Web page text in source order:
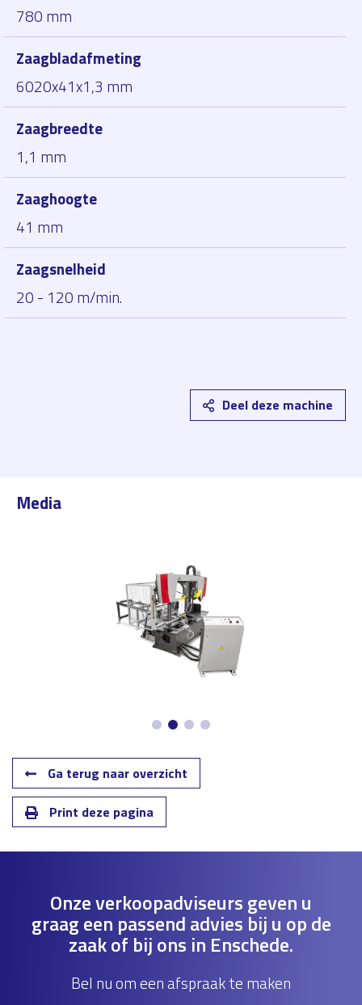
780 mm
Zaagbladafmeting
6020x41x1,3 mm
Zaagbreedte
1,1 mm
Zaaghoogte
41 mm
Zaagsnelheid
20 - 120 m/min.
Deel deze machine
Media
Ga terug naar overzicht
Print deze pagina
Onze verkoopadviseurs geven u
graag een passend advies bij u op de
zaak of bij ons in Enschede.
Bel nu om een afspraak te maken